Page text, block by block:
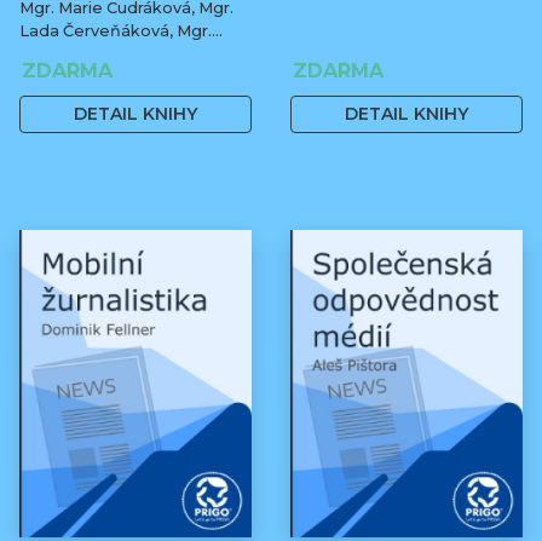
Mgr. Marie Cudráková, Mgr.
Lada Červeňáková, Mgr.
Oláh
ZDARMA
DETAIL KNIHY
ZDARMA
DETAIL KNIHY